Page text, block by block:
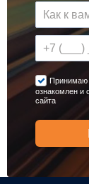
ознакомлен и
сайта